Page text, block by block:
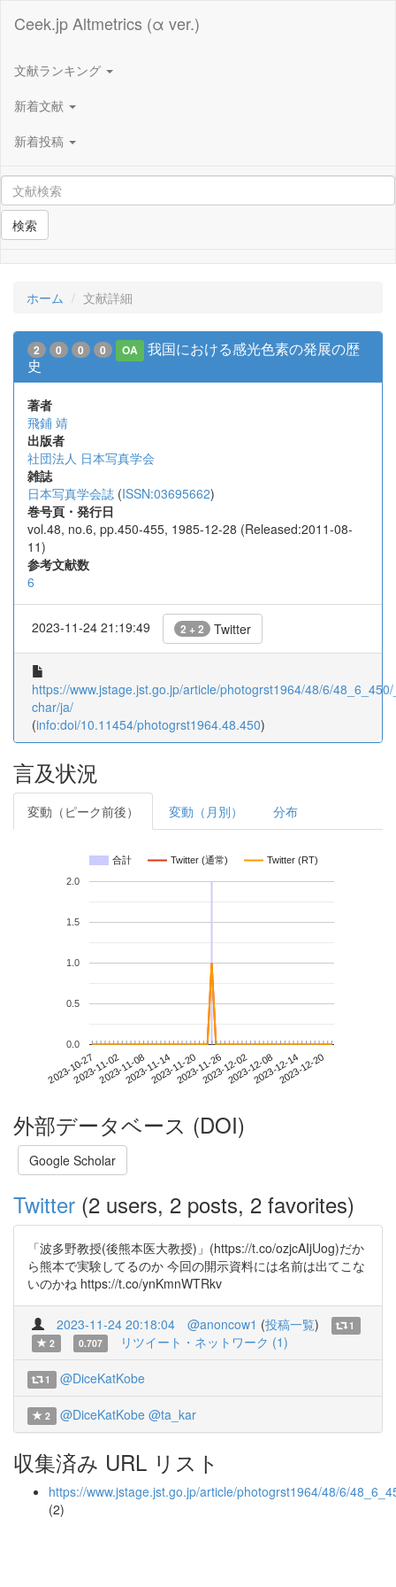
Ceek.jp Altmetrics (α ver.)
文献ランキング
新着文献
新着投稿
検索
ホーム 文献詳細
2 0 0 0 OA
我国における感光色素の発展の歴
史
著者
飛鋪 靖
出版者
社団法人 日本写真学会
雑誌
日本写真学会誌 (ISSN:03695662)
巻号頁・発行日
vol.48, no.6, pp.450-455, 1985-12-28 (Released:2011-08-
11)
参考文献数
6
2023-11-24 21:19:49 2 + 2 Twitter
https://www.jstage.jst.go.jp/article/photogrst1964/48/6/
char/ja/
(info:doi/10.11454/photogrst1964.48.450)
言及状況
変動（ピーク前後） 変動（月別） 分布
合計 Twitter (通常) Twitter (RT)
2023-10-272023-11-022023-11-082023-11-142023-11-202023-11-262023-12-022023-12-082023-12-142023-12-20
0.0
0.5
1.0
1.5
2.0
外部データベース (DOI)
Google Scholar
Twitter (2 users, 2 posts, 2 favorites)
「波多野教授(後熊本医大教授)」(https://t.co/ozjcAIjUog)だか
ら熊本で実験してるのか 今回の開示資料には名前は出てこな
いのかね https://t.co/ynKmnWTRkv
2023-11-24 20:18:04 @anoncow1 (投稿一覧)
1
2
0.707 リツイート・ネットワーク (1)
1 @DiceKatKobe
2 @DiceKatKobe @ta_kar
収集済み URL リスト
https://www.jstage.jst.go.jp/article/photogrst1964/48/6/
(2)